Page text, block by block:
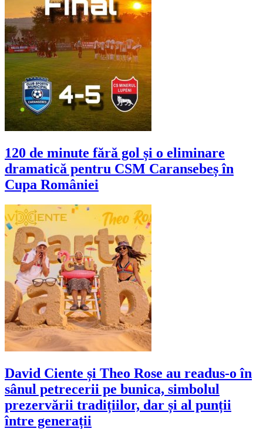
120 de minute fără gol și o eliminare
dramatică pentru CSM Caransebeș în
Cupa României
David Ciente și Theo Rose au readus-o în
sânul petrecerii pe bunica, simbolul
prezervării tradițiilor, dar și al punții
între generații